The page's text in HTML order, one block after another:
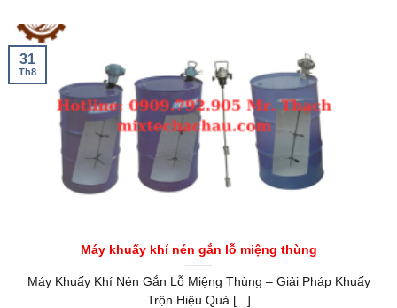
Máy khuấy khí nén gắn lỗ miệng thùng
Máy Khuấy Khí Nén Gắn Lỗ Miệng Thùng – Giải Pháp Khuấy
Trộn Hiệu Quả [...]
31
Th8